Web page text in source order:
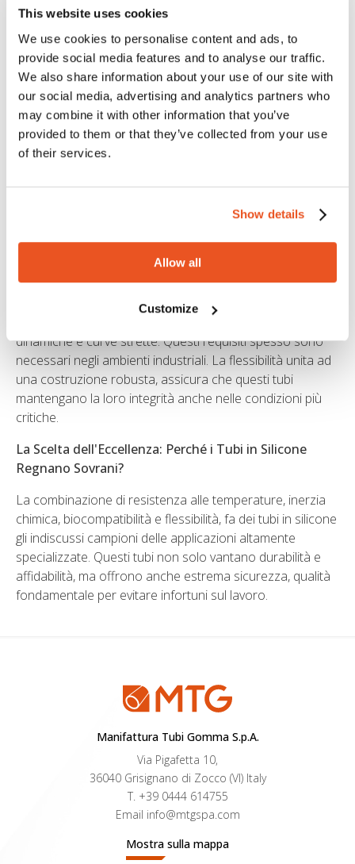
This website uses cookies
We use cookies to personalise content and ads, to
provide social media features and to analyse our traffic.
We also share information about your use of our site with
our social media, advertising and analytics partners who
may combine it with other information that you’ve
provided to them or that they’ve collected from your use
of their services.
Show details
Allow all
Customize
Biocompatibilità: Una Scelta Sicura per Applicazioni
Sensibili
In applicazioni in cui è indispensabile la massima purezza
nel trasferimento del prodotto, i tubi in silicone
catalizzato al platino sono l’unica opzione accettabile.
Questa caratteristica le rende la scelta ideale per utilizzi
di processo nella produzione di farmaci destinati alla
somministrazione per iniezione nel corpo umano. Oltre a
questo, la possibilità di sterilizzazioni tramite autoclave,
I tubi in silicone, grazie alle straordinarie caratteristiche
meccaniche di questo compound, sono eccezionalmente
dinamiche e curve strette. Questi requisiti spesso sono
necessari negli ambienti industriali. La flessibilità unita ad
una costruzione robusta, assicura che questi tubi
mantengano la loro integrità anche nelle condizioni più
critiche.
La Scelta dell'Eccellenza: Perché i Tubi in Silicone
Regnano Sovrani?
La combinazione di resistenza alle temperature, inerzia
chimica, biocompatibilità e flessibilità, fa dei tubi in silicone
gli indiscussi campioni delle applicazioni altamente
specializzate. Questi tubi non solo vantano durabilità e
affidabilità, ma offrono anche estrema sicurezza, qualità
fondamentale per evitare infortuni sul lavoro.
Manifattura Tubi Gomma S.p.A.
Via Pigafetta 10,
36040 Grisignano di Zocco (VI) Italy
T. +39 0444 614755
Email info@mtgspa.com
Mostra sulla mappa